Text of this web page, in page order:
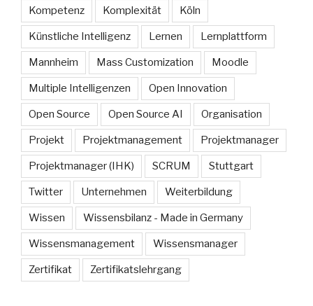
Kompetenz Komplexität Köln
Künstliche Intelligenz Lernen Lernplattform
Mannheim Mass Customization Moodle
Multiple Intelligenzen Open Innovation
Open Source Open Source AI Organisation
Projekt Projektmanagement Projektmanager
Projektmanager (IHK) SCRUM Stuttgart
Twitter Unternehmen Weiterbildung
Wissen Wissensbilanz - Made in Germany
Wissensmanagement Wissensmanager
Zertifikat Zertifikatslehrgang